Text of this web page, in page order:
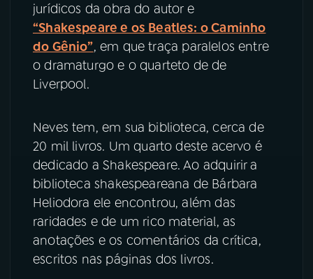
jurídicos da obra do autor e
“Shakespeare e os Beatles: o Caminho
do Gênio”, em que traça paralelos entre
o dramaturgo e o quarteto de de
Liverpool.
Neves tem, em sua biblioteca, cerca de
20 mil livros. Um quarto deste acervo é
dedicado a Shakespeare. Ao adquirir a
biblioteca shakespeareana de Bárbara
Heliodora ele encontrou, além das
raridades e de um rico material, as
anotações e os comentários da crítica,
escritos nas páginas dos livros.